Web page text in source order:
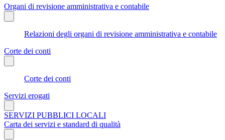
Organi di revisione amministrativa e contabile
Relazioni degli organi di revisione amministrativa e contabile
Corte dei conti
Corte dei conti
Servizi erogati
SERVIZI PUBBLICI LOCALI
Carta dei servizi e standard di qualità